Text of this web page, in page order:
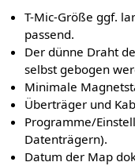
T-Mic-Größe ggf.
passend.
Der dünne Draht
selbst gebogen
Minimale
Überträger und
Programme/
Datenträgern).
Datum der Map